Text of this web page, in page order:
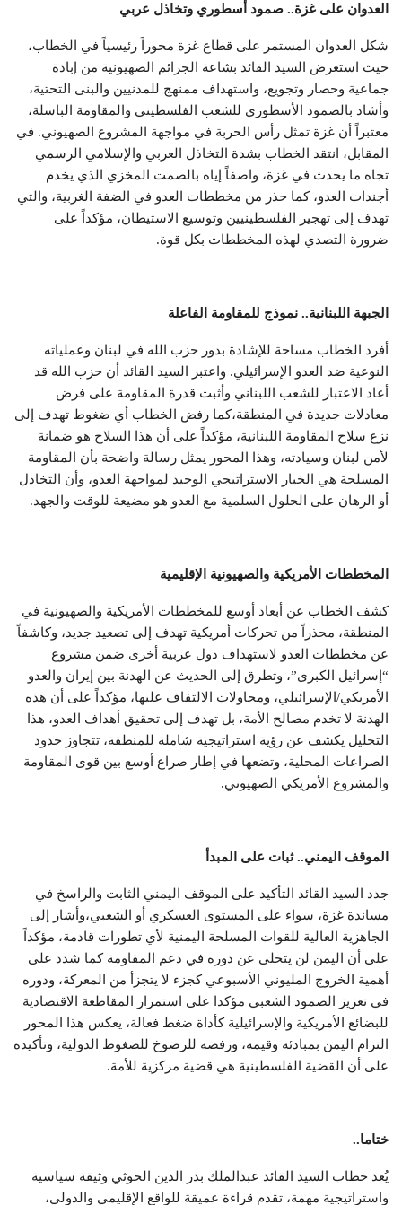
العدوان على غزة.. صمود أسطوري وتخاذل عربي
شكل العدوان المستمر على قطاع غزة محوراً رئيسياً في الخطاب،
حيث استعرض السيد القائد بشاعة الجرائم الصهيونية من إبادة
جماعية وحصار وتجويع، واستهداف ممنهج للمدنيين والبنى التحتية،
وأشاد بالصمود الأسطوري للشعب الفلسطيني والمقاومة الباسلة،
معتبراً أن غزة تمثل رأس الحربة في مواجهة المشروع الصهيوني. في
المقابل، انتقد الخطاب بشدة التخاذل العربي والإسلامي الرسمي
تجاه ما يحدث في غزة، واصفاً إياه بالصمت المخزي الذي يخدم
أجندات العدو، كما حذر من مخططات العدو في الضفة الغربية، والتي
تهدف إلى تهجير الفلسطينيين وتوسيع الاستيطان، مؤكداً على
ضرورة التصدي لهذه المخططات بكل قوة.
الجبهة اللبنانية.. نموذج للمقاومة الفاعلة
أفرد الخطاب مساحة للإشادة بدور حزب الله في لبنان وعملياته
النوعية ضد العدو الإسرائيلي. واعتبر السيد القائد أن حزب الله قد
أعاد الاعتبار للشعب اللبناني وأثبت قدرة المقاومة على فرض
معادلات جديدة في المنطقة،كما رفض الخطاب أي ضغوط تهدف إلى
نزع سلاح المقاومة اللبنانية، مؤكداً على أن هذا السلاح هو ضمانة
لأمن لبنان وسيادته، وهذا المحور يمثل رسالة واضحة بأن المقاومة
المسلحة هي الخيار الاستراتيجي الوحيد لمواجهة العدو، وأن التخاذل
أو الرهان على الحلول السلمية مع العدو هو مضيعة للوقت والجهد.
المخططات الأمريكية والصهيونية الإقليمية
كشف الخطاب عن أبعاد أوسع للمخططات الأمريكية والصهيونية في
المنطقة، محذراً من تحركات أمريكية تهدف إلى تصعيد جديد، وكاشفاً
عن مخططات العدو لاستهداف دول عربية أخرى ضمن مشروع
“إسرائيل الكبرى”، وتطرق إلى الحديث عن الهدنة بين إيران والعدو
الأمريكي/الإسرائيلي، ومحاولات الالتفاف عليها، مؤكداً على أن هذه
الهدنة لا تخدم مصالح الأمة، بل تهدف إلى تحقيق أهداف العدو، هذا
التحليل يكشف عن رؤية استراتيجية شاملة للمنطقة، تتجاوز حدود
الصراعات المحلية، وتضعها في إطار صراع أوسع بين قوى المقاومة
والمشروع الأمريكي الصهيوني.
الموقف اليمني.. ثبات على المبدأ
جدد السيد القائد التأكيد على الموقف اليمني الثابت والراسخ في
مساندة غزة، سواء على المستوى العسكري أو الشعبي،وأشار إلى
الجاهزية العالية للقوات المسلحة اليمنية لأي تطورات قادمة، مؤكداً
على أن اليمن لن يتخلى عن دوره في دعم المقاومة كما شدد على
أهمية الخروج المليوني الأسبوعي كجزء لا يتجزأ من المعركة، ودوره
في تعزيز الصمود الشعبي مؤكدا على استمرار المقاطعة الاقتصادية
للبضائع الأمريكية والإسرائيلية كأداة ضغط فعالة، يعكس هذا المحور
التزام اليمن بمبادئه وقيمه، ورفضه للرضوخ للضغوط الدولية، وتأكيده
على أن القضية الفلسطينية هي قضية مركزية للأمة.
ختاما..
يُعد خطاب السيد القائد عبدالملك بدر الدين الحوثي وثيقة سياسية
واستراتيجية مهمة، تقدم قراءة عميقة للواقع الإقليمي والدولي،